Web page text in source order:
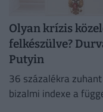
Olyan krízis
felkészülve?
Putyin
36 százalékra
bizalmi indexe a